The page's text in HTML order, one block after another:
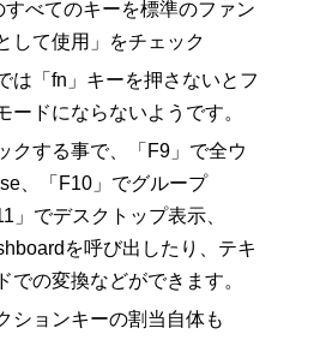
すべてのキーを標準のファン
して使用」をチェック
は「fn」キーを押さないとフ
ードにならないようです。
クする事で、「F9」で全ウ
、「F10」でグループ
」でデスクトップ表示、
を呼び出したり、テキ
での変換などができます。
ションキーの割当自体も